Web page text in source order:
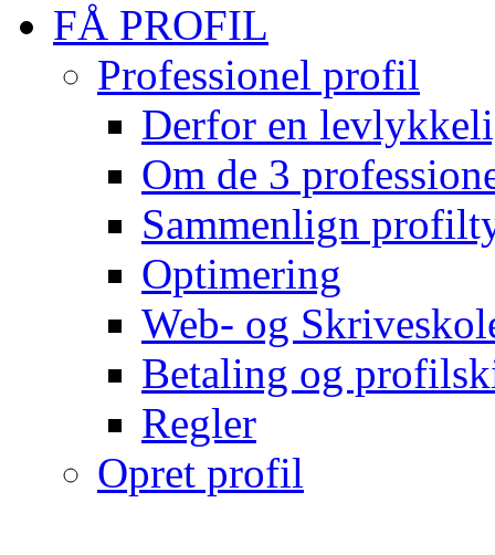
FÅ PROFIL
Professionel profil
Derfor en
Om de 3
Sammenlign
Optimering
Web- og
Betaling og
Regler
Opret profil